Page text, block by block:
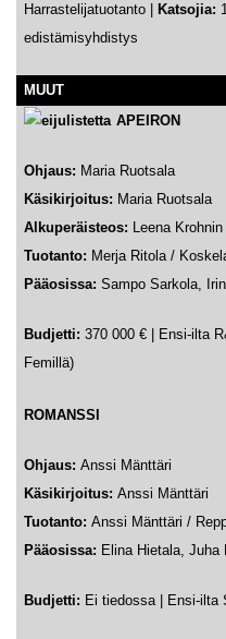
Harrastelijatuotanto | Katsojia:
edistämisyhdistys
MUUT
APEIRON
Ohjaus: Maria Ruotsala
Käsikirjoitus: Maria Ruotsala
Alkuperäisteos: Leena
Tuotanto: Merja Ritola /
Pääosissa: Sampo Sarkola,
Budjetti: 370 000 € | Ensi-ilta
Femillä)
ROMANSSI
Ohjaus: Anssi Mänttäri
Käsikirjoitus: Anssi Mänttäri
Tuotanto: Anssi Mänttäri /
Pääosissa: Elina Hietala,
Budjetti: Ei tiedossa | Ensi-ilta